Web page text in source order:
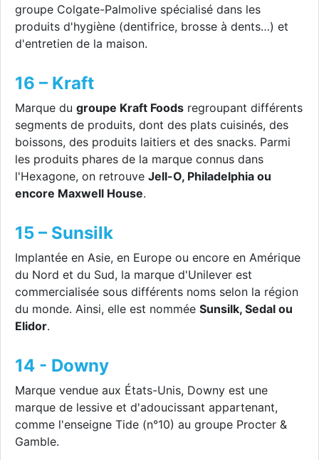
groupe Colgate-Palmolive spécialisé dans les
produits d'hygiène (dentifrice, brosse à dents…) et
d'entretien de la maison.
16 – Kraft
Marque du groupe Kraft Foods regroupant différents
segments de produits, dont des plats cuisinés, des
boissons, des produits laitiers et des snacks. Parmi
les produits phares de la marque connus dans
l'Hexagone, on retrouve Jell-O, Philadelphia ou
encore Maxwell House.
15 – Sunsilk
Implantée en Asie, en Europe ou encore en Amérique
du Nord et du Sud, la marque d'Unilever est
commercialisée sous différents noms selon la région
du monde. Ainsi, elle est nommée Sunsilk, Sedal ou
Elidor.
14 - Downy
Marque vendue aux États-Unis, Downy est une
marque de lessive et d'adoucissant appartenant,
comme l'enseigne Tide (n°10) au groupe Procter &
Gamble.